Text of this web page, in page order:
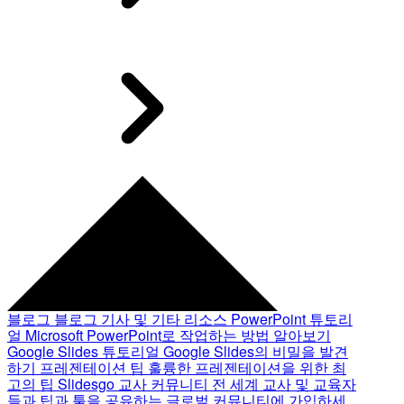
블로그 블로그 기사 및 기타 리소스 PowerPoint 튜토리
얼 Microsoft PowerPoint로 작업하는 방법 알아보기
Google Slides 튜토리얼 Google Slides의 비밀을 발견
하기 프레젠테이션 팁 훌륭한 프레젠테이션을 위한 최
고의 팁 Slidesgo 교사 커뮤니티 전 세계 교사 및 교육자